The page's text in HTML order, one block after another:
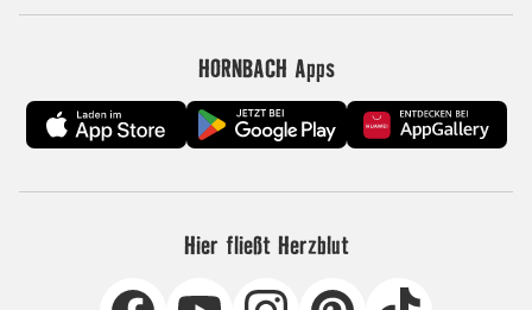
HORNBACH Apps
Hier fließt Herzblut